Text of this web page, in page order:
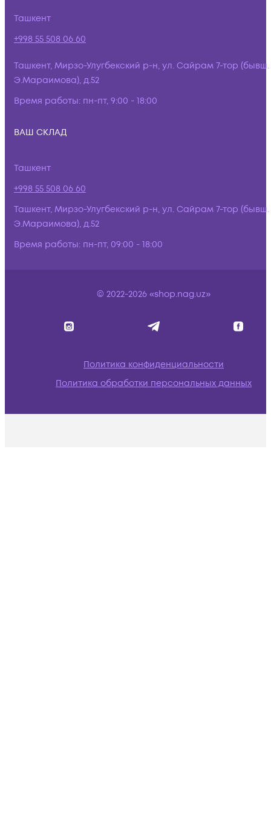
Ташкент
+998 55 508 06 60
Ташкент, Мирзо-Улугбекский р-н, ул. Сайрам 7-тор (бывш.
Э.Мараимова), д.52
Время работы: пн-пт, 9:00 - 18:00
ВАШ СКЛАД
Ташкент
+998 55 508 06 60
Ташкент, Мирзо-Улугбекский р-н, ул. Сайрам 7-тор (бывш.
Э.Мараимова), д.52
Время работы: пн-пт, 09:00 - 18:00
© 2022-2026 «shop.nag.uz»
Политика конфиденциальности
Политика обработки персональных данных